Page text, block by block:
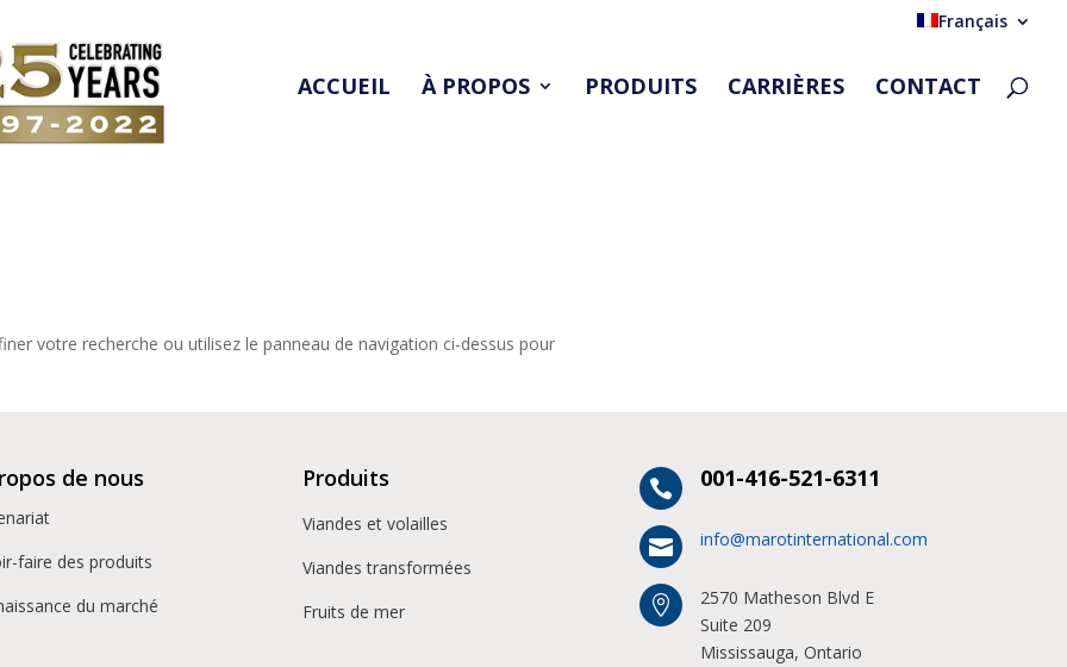
Français
ACCUEIL À PROPOS PRODUITS CARRIÈRES CONTACT
votre recherche ou utilisez le panneau de navigation ci-dessus pour
de nous
faire des produits
du marché
Produits
Viandes et volailles
Viandes transformées
Fruits de mer
 001-416-521-6311
 info@marotinternational.com

2570 Matheson Blvd E
Suite 209
Mississauga, Ontario